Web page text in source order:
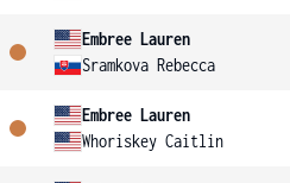
Embree Lauren
Sramkova Rebecca
Embree Lauren
Whoriskey Caitlin